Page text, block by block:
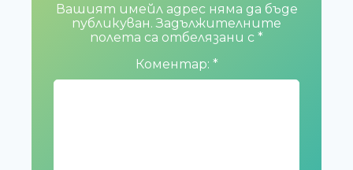
Вашият имейл адрес няма да бъде
публикуван. Задължителните
полета са отбелязани с *
Коментар: *